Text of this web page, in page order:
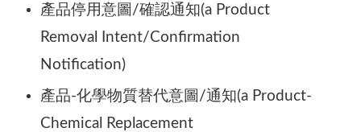
產品停用意圖/確認通知(a Product
Removal Intent/Confirmation
Notification)
產品-化學物質替代意圖/通知(a Product-
Chemical Replacement